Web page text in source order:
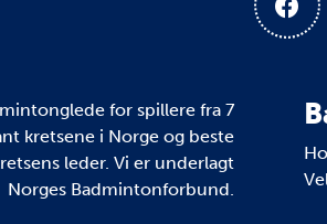
for spillere fra 7
kretsene i Norge og beste
leder. Vi er underlagt
Norges Badmintonforbund.